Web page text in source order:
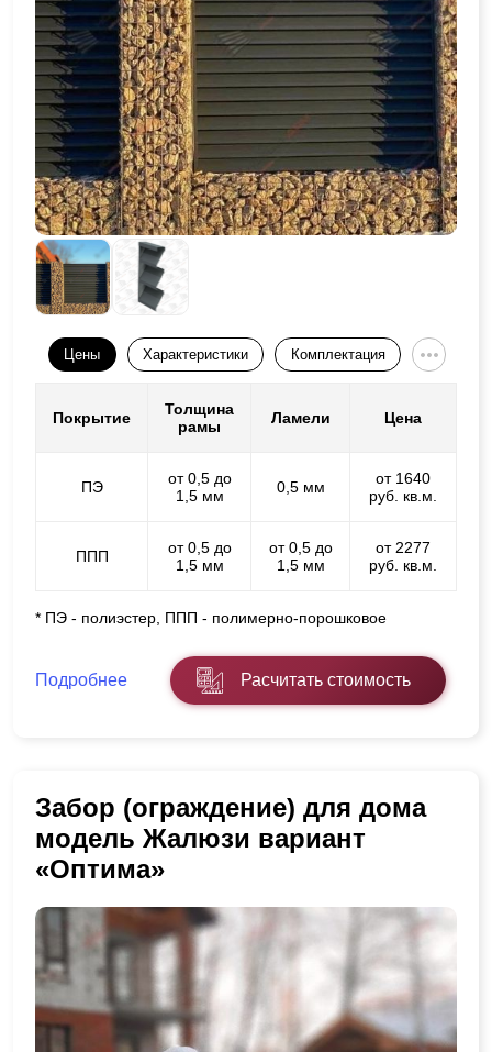
Цены Характеристики Комплектация
Покрытие
Толщина
рамы
Ламели Цена
ПЭ
от 0,5 до
1,5 мм
0,5 мм
от 1640
руб. кв.м.
ППП
от 0,5 до
1,5 мм
от 0,5 до
1,5 мм
от 2277
руб. кв.м.
* ПЭ - полиэстер, ППП - полимерно-порошковое
Подробнее Расчитать стоимость
Забор (ограждение) для дома
модель Жалюзи вариант
«Оптима»